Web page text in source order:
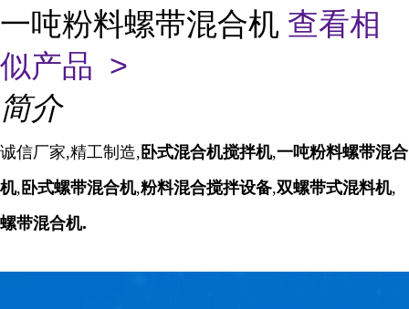
一吨粉料螺带混合机 查看相
似产品 >
简介
诚信厂家,精工制造, 卧式混合机搅拌机,一吨粉料螺带混合
机, 卧式螺带混合机,粉料混合搅拌设备,双螺带式混料机,
螺带混合机.